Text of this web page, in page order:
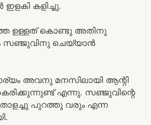
ഇളകി കളിച്ചു.
ഉള്ളത് കൊണ്ടു അതിനു
സഞ്ജുവിനു ചെയ്യാൻ
അവനു മനസിലായി ആന്റി
എന്നു. സഞ്ജുവിന്റെ
പുറത്തു വരും എന്ന